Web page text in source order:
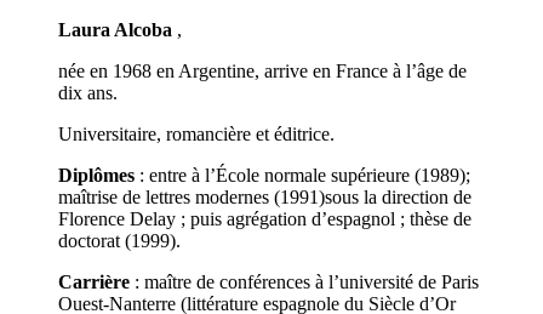
Laura Alcoba ,
née en 1968 en Argentine, arrive en France à l’âge de
dix ans.
Universitaire, romancière et éditrice.
Diplômes : entre à l’École normale supérieure (1989);
maîtrise de lettres modernes (1991)sous la direction de
Florence Delay ; puis agrégation d’espagnol ; thèse de
doctorat (1999).
Carrière : maître de conférences à l’université de Paris
Ouest-Nanterre (littérature espagnole du Siècle d’Or